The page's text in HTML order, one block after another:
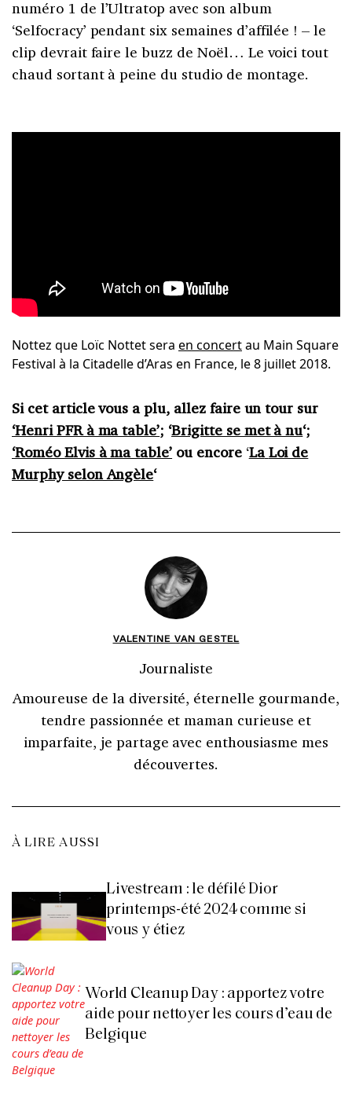
numéro 1 de l’Ultratop avec son album
‘Selfocracy’ pendant six semaines d’affilée ! – le
clip devrait faire le buzz de Noël… Le voici tout
chaud sortant à peine du studio de montage.
Nottez que Loïc Nottet sera en concertau Main Square
Festival à la Citadelle d’Aras en France, le 8 juillet 2018.
Si cet article vous a plu, allez faire un tour sur
‘Henri PFR à ma table’; ‘Brigitte se met à nu‘;
‘Roméo Elvis à ma table’ ou encore‘La Loi de
Murphy selon Angèle‘
VALENTINE VAN GESTEL
Journaliste
Amoureuse de la diversité, éternelle gourmande,
tendre passionnée et maman curieuse et
imparfaite, je partage avec enthousiasme mes
découvertes.
À LIRE AUSSI
Livestream : le défilé Dior
printemps-été 2024 comme si
vous y étiez
World Cleanup Day : apportez votre
aide pour nettoyer les cours d’eau de
Belgique